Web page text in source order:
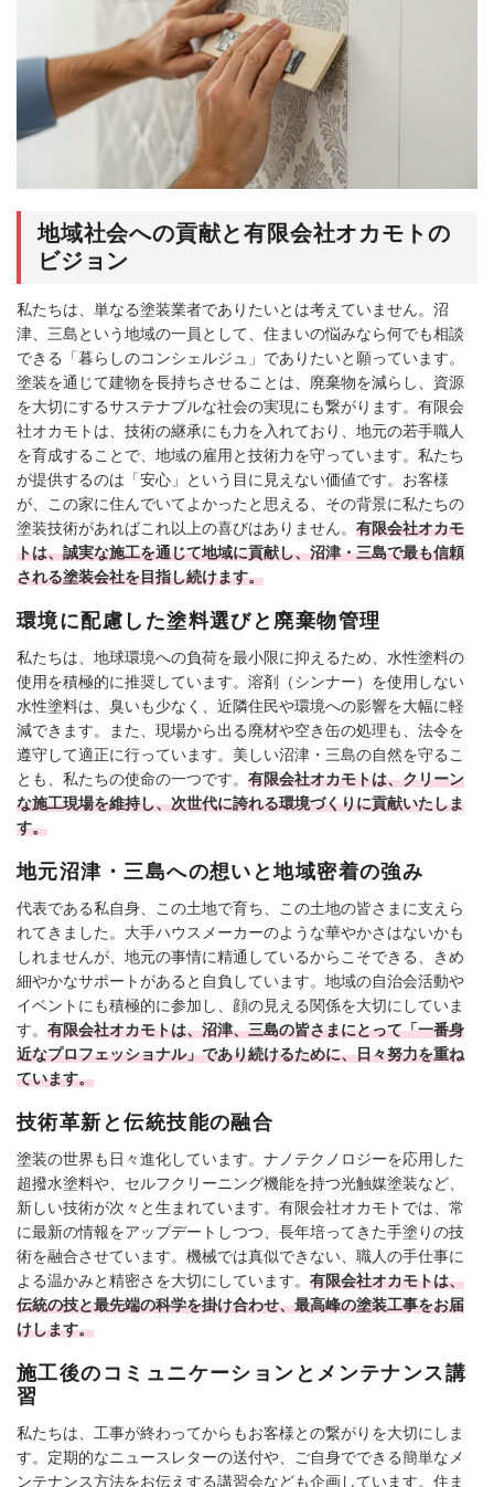
地域社会への貢献と有限会社オカモトの
ビジョン
私たちは、単なる塗装業者でありたいとは考えていません。沼
津、三島という地域の一員として、住まいの悩みなら何でも相談
できる「暮らしのコンシェルジュ」でありたいと願っています。
塗装を通じて建物を長持ちさせることは、廃棄物を減らし、資源
を大切にするサステナブルな社会の実現にも繋がります。有限会
社オカモトは、技術の継承にも力を入れており、地元の若手職人
を育成することで、地域の雇用と技術力を守っています。私たち
が提供するのは「安心」という目に見えない価値です。お客様
が、この家に住んでいてよかったと思える、その背景に私たちの
塗装技術があればこれ以上の喜びはありません。 有限会社オカモ
トは、誠実な施工を通じて地域に貢献し、沼津・三島で最も信頼
される塗装会社を目指し続けます。
環境に配慮した塗料選びと廃棄物管理
私たちは、地球環境への負荷を最小限に抑えるため、水性塗料の
使用を積極的に推奨しています。溶剤（シンナー）を使用しない
水性塗料は、臭いも少なく、近隣住民や環境への影響を大幅に軽
減できます。また、現場から出る廃材や空き缶の処理も、法令を
遵守して適正に行っています。美しい沼津・三島の自然を守るこ
とも、私たちの使命の一つです。 有限会社オカモトは、クリーン
な施工現場を維持し、次世代に誇れる環境づくりに貢献いたしま
す。
地元沼津・三島への想いと地域密着の強み
代表である私自身、この土地で育ち、この土地の皆さまに支えら
れてきました。大手ハウスメーカーのような華やかさはないかも
しれませんが、地元の事情に精通しているからこそできる、きめ
細やかなサポートがあると自負しています。地域の自治会活動や
イベントにも積極的に参加し、顔の見える関係を大切にしていま
す。 有限会社オカモトは、沼津、三島の皆さまにとって「一番身
近なプロフェッショナル」であり続けるために、日々努力を重ね
ています。
技術革新と伝統技能の融合
塗装の世界も日々進化しています。ナノテクノロジーを応用した
超撥水塗料や、セルフクリーニング機能を持つ光触媒塗装など、
新しい技術が次々と生まれています。有限会社オカモトでは、常
に最新の情報をアップデートしつつ、長年培ってきた手塗りの技
術を融合させています。機械では真似できない、職人の手仕事に
よる温かみと精密さを大切にしています。 有限会社オカモトは、
伝統の技と最先端の科学を掛け合わせ、最高峰の塗装工事をお届
けします。
施工後のコミュニケーションとメンテナンス講
習
私たちは、工事が終わってからもお客様との繋がりを大切にしま
す。定期的なニュースレターの送付や、ご自身でできる簡単なメ
ンテナンス方法をお伝えする講習会なども企画しています。住ま